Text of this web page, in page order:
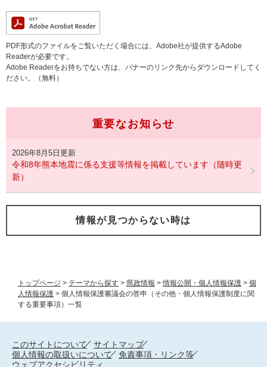
トップページ > テーマから探す > 県政情報 >情報公開・個人情報保護 > 個
人情報保護 > 個人情報保護審議会の答申（その他・個人情報保護制度に関
する重要事項）一覧
PDF形式のファイルをご覧いただく場合には、Adobe社が提供するAdobe
Readerが必要です。
Adobe Readerをお持ちでない方は、バナーのリンク先からダウンロードしてく
ださい。（無料）
重要なお知らせ
2026年8月5日更新
令和8年熊本地震に係る支援等情報を掲載しています（随時更
新）
情報が見つからない時は
このサイトについて
サイトマップ
個人情報の取扱いについて
免責事項・リンク等
ウェブアクセシビリティ